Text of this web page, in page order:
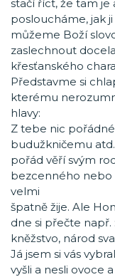
stačí říct, že tam
posloucháme, jak
můžeme Boží
zaslechnout
křesťanského
Představme si
kterému
hlavy:
Z tebe nic
budužkničemu
pořád věří svým
bezcenného nebo
velmi
špatně žije. Ale
dne si přečte např.
kněžstvo, národ
Já jsem si vás
vyšli a nesli ovoce